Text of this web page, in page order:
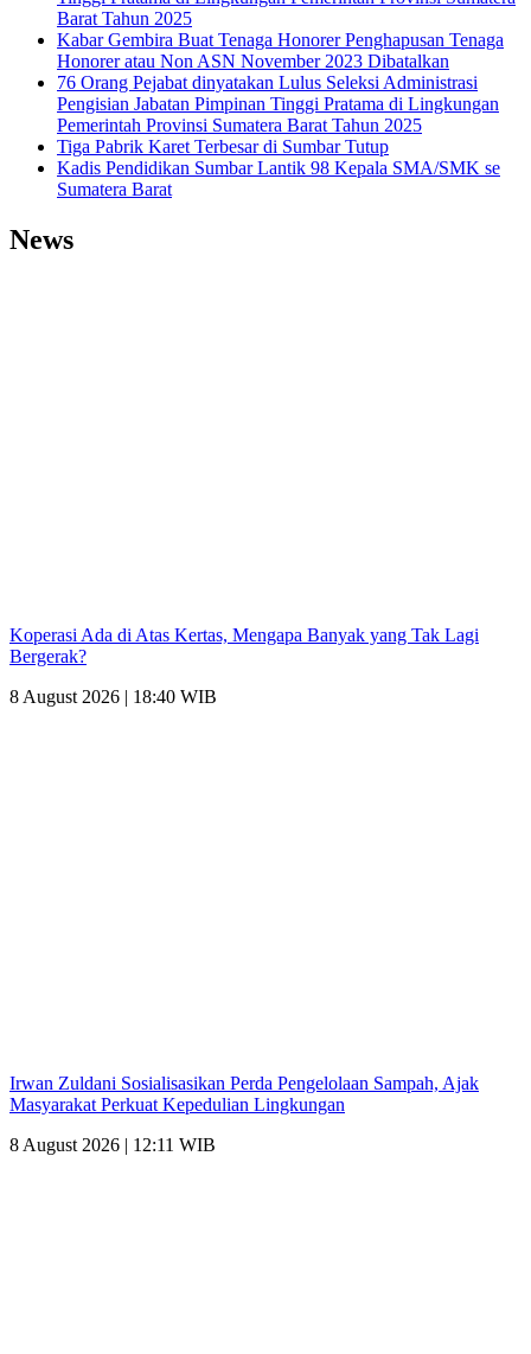
Barat Tahun 2025
Kabar Gembira Buat Tenaga Honorer Penghapusan Tenaga
Honorer atau Non ASN November 2023 Dibatalkan
76 Orang Pejabat dinyatakan Lulus Seleksi Administrasi
Pengisian Jabatan Pimpinan Tinggi Pratama di Lingkungan
Pemerintah Provinsi Sumatera Barat Tahun 2025
Tiga Pabrik Karet Terbesar di Sumbar Tutup
Kadis Pendidikan Sumbar Lantik 98 Kepala SMA/SMK se
Sumatera Barat
News
Koperasi Ada di Atas Kertas, Mengapa Banyak yang Tak Lagi
Bergerak?
8 August 2026 | 18:40 WIB
Irwan Zuldani Sosialisasikan Perda Pengelolaan Sampah, Ajak
Masyarakat Perkuat Kepedulian Lingkungan
8 August 2026 | 12:11 WIB